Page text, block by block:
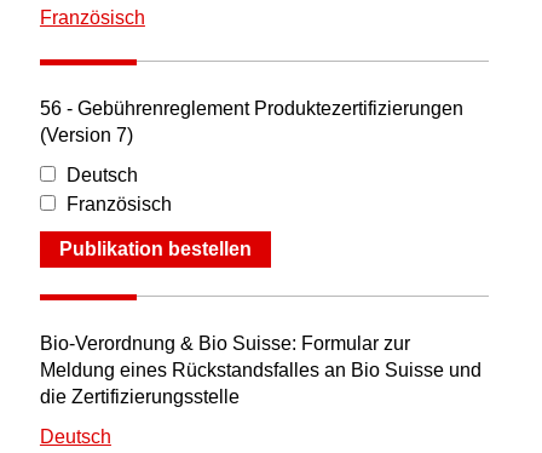
Französisch
56 - Gebührenreglement Produktezertifizierungen
(Version 7)
Deutsch
Französisch
Publikation bestellen
Bio-Verordnung & Bio Suisse: Formular zur
Meldung eines Rückstandsfalles an Bio Suisse und
die Zertifizierungsstelle
Deutsch